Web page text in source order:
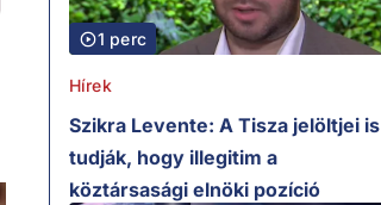
1 perc
Hírek
Szikra Levente: A Tisza jelöltjei is
tudják, hogy illegitim a
köztársasági elnöki pozíció